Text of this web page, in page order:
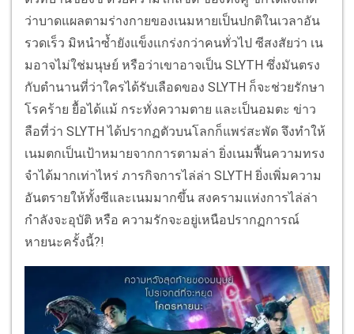
ว่าบาดแผลตามร่างกายของเนมหายเป็นปกติในเวลาอัน
รวดเร็ว มิหนำซ้ำยังแข็งแกร่งกว่าคนทั่วไป ซีสงสัยว่า เน
มอาจไม่ใช่มนุษย์ หรือว่าเขาอาจเป็น SLYTH ซึ่งมันตรง
กับตำนานที่ว่าใครได้รับเลือดของ SLYTH ก็จะช่วยรักษา
โรคร้าย ยื้อได้แม้ กระทั่งความตาย และเป็นอมตะ ข่าว
ลือที่ว่า SLYTH ได้ปรากฏตัวบนโลกก็แพร่สะพัด จึงทำให้
เนมตกเป็นเป้าหมายจากการตามล่า ยิ่งเนมฟื้นความทรง
จำได้มากเท่าไหร่ ภารกิจการไล่ล่า SLYTH ยิ่งเพิ่มความ
อันตรายให้ทั้งซีและเนมมากขึ้น สงครามแห่งการไล่ล่า
กำลังจะอุบัติ หรือ ความรักจะอยู่เหนือปรากฏการณ์
หายนะครั้งนี้?!